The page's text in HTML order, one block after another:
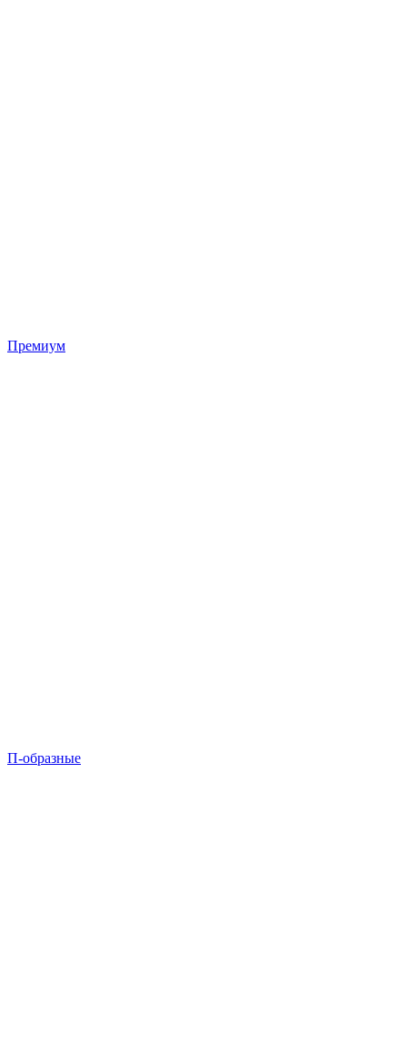
Премиум
П-образные